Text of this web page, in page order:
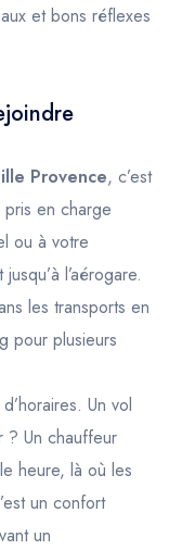
et bons réflexes
Provence, c’est
en charge
ou à votre
l’aérogare.
les transports en
pour plusieurs
Un vol
? Un chauffeur
heure, là où les
un confort
un